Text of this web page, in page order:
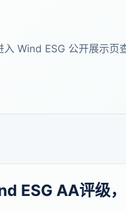
Wind ESG 公开展示页
ESG AA评级